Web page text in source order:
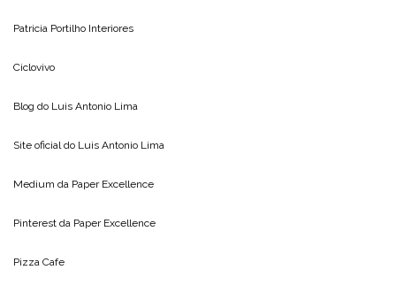
Patricia Portilho Interiores
Ciclovivo
Blog do Luis Antonio Lima
Site oficial do Luis Antonio Lima
Medium da Paper Excellence
Pinterest da Paper Excellence
Pizza Cafe